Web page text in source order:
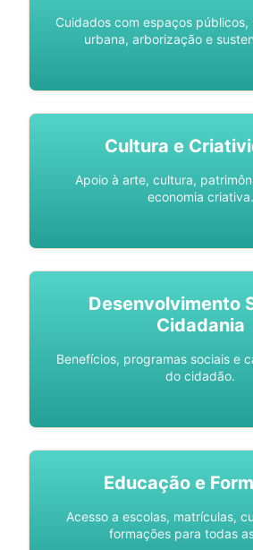
Cuidados com espaços
urbana, arborização e
Cultura e
Apoio à arte, cultura,
economia criativa.
Desenvolvimento
Cidadania
Benefícios, programas sociais e
do cidadão.
Educação e
Acesso a escolas, matrículas,
formações para todas